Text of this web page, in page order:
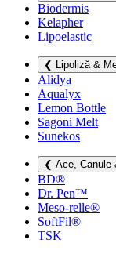
Biodermis
Kelapher
Lipoelastic
❮ Lipoliză &
Alidya
Aqualyx
Lemon Bottle
Sagoni Melt
Sunekos
❮ Ace, Canule
BD®
Dr. Pen™
Meso-relle®
SoftFil®
TSK